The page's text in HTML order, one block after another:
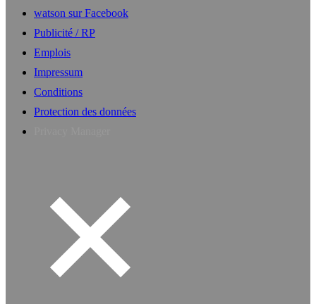
watson sur Facebook
Publicité / RP
Emplois
Impressum
Conditions
Protection des données